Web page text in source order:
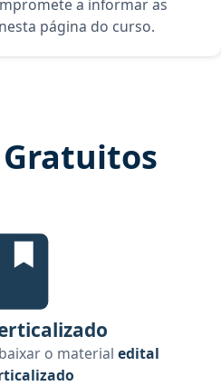
a informar as
página do curso.
Edital Verticalizado, material
o materialedital